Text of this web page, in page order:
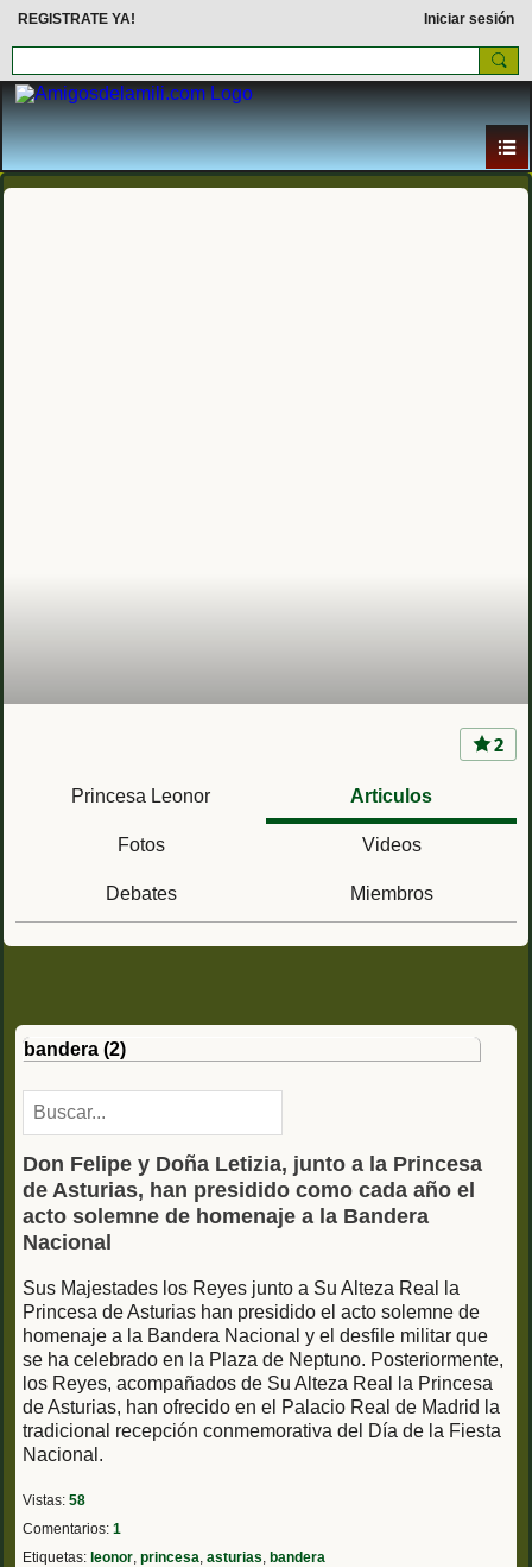
REGISTRATE YA! Iniciar sesión
2
Princesa Leonor Articulos
Fotos Videos
Debates Miembros
bandera (2)
Don Felipe y Doña Letizia, junto a la Princesa
de Asturias, han presidido como cada año el
acto solemne de homenaje a la Bandera
Nacional
Sus Majestades los Reyes junto a Su Alteza Real la
Princesa de Asturias han presidido el acto solemne de
homenaje a la Bandera Nacional y el desfile militar que
se ha celebrado en la Plaza de Neptuno. Posteriormente,
los Reyes, acompañados de Su Alteza Real la Princesa
de Asturias, han ofrecido en el Palacio Real de Madrid la
tradicional recepción conmemorativa del Día de la Fiesta
Nacional.
Vistas: 58
Comentarios: 1
Etiquetas: leonor, princesa, asturias, bandera